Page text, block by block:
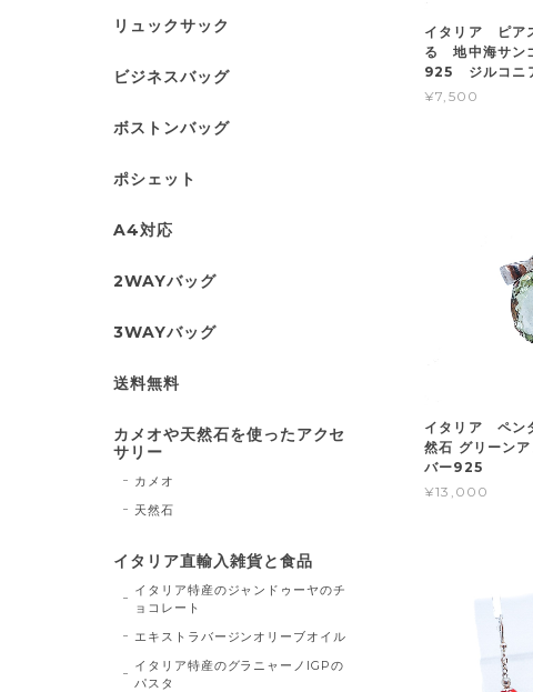
イタリア ピア
る 地中海サン
925 ジルコニ
¥7,500
イタリア ペン
然石 グリーン
バー925
¥13,000
リュックサック
ビジネスバッグ
ボストンバッグ
ポシェット
A4対応
2WAYバッグ
3WAYバッグ
送料無料
カメオや天然石を使ったアクセ
サリー
カメオ
天然石
イタリア直輸入雑貨と食品
イタリア特産のジャンドゥーヤのチ
ョコレート
エキストラバージンオリーブオイル
イタリア特産のグラニャーノIGPの
パスタ